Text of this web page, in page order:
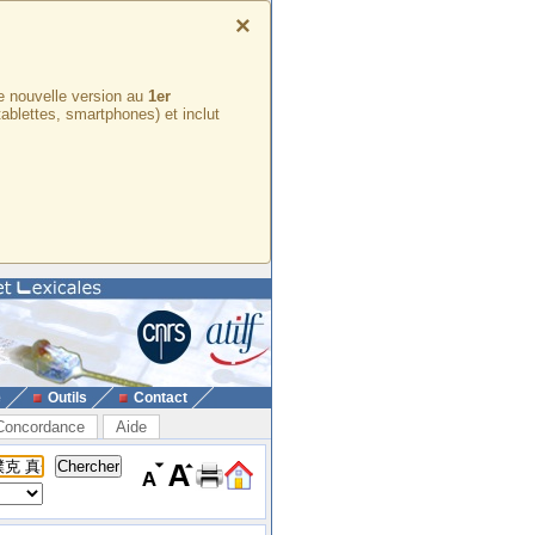
×
nouvelle version au 1er
smartphones) et inclut
Outils Contact
Aide